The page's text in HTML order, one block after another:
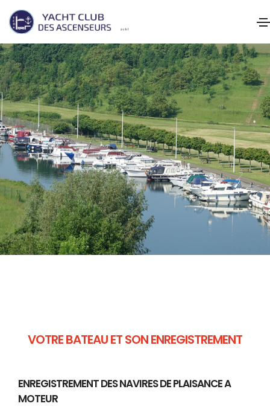
VOTRE BATEAU ET SON ENREGISTREMENT
ENREGISTREMENT DES NAVIRES DE PLAISANCE A
MOTEUR